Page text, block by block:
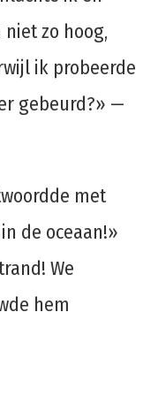
zo hoog,
ik probeerde
gebeurd?» —
met
de oceaan!»
We
hem